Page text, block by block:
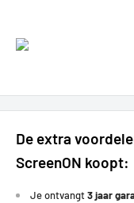
De extra
ScreenON koopt:
Je ontvangt3 jaar